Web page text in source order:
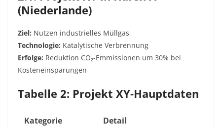
(Niederlande)
Ziel: Nutzen industrielles Müllgas
Technologie: Katalytische Verbrennung
Erfolge: Reduktion CO₂-Emmissionen um 30% bei
Kosteneinsparungen
Tabelle 2: Projekt XY-Hauptdaten
Kategorie
Detail